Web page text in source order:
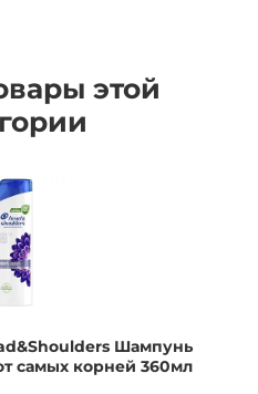
этой
Шампунь
самых корней 360мл